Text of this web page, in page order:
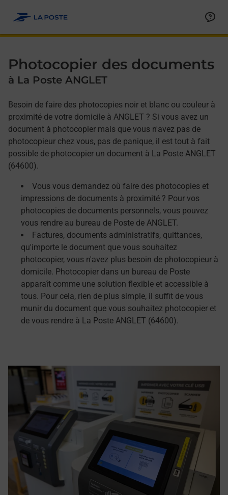
Photocopier des documents
à La Poste ANGLET
Besoin de faire des photocopies noir et blanc ou couleur à
proximité de votre domicile à ANGLET ? Si vous avez un
document à photocopier mais que vous n'avez pas de
photocopieur chez vous, pas de panique, il est tout à fait
possible de photocopier un document à La Poste ANGLET
(64600).
Vous vous demandez où faire des photocopies et
impressions de documents à proximité ? Pour vos
photocopies de documents personnels, vous pouvez
vous rendre au bureau de Poste de ANGLET.
Factures, documents administratifs, quittances,
qu'importe le document que vous souhaitez
photocopier, vous n'avez plus besoin de photocopieur à
domicile. Photocopier dans un bureau de Poste
apparaît comme une solution flexible et accessible à
tous. Pour cela, rien de plus simple, il suffit de vous
munir du document que vous souhaitez photocopier et
de vous rendre à La Poste ANGLET (64600).